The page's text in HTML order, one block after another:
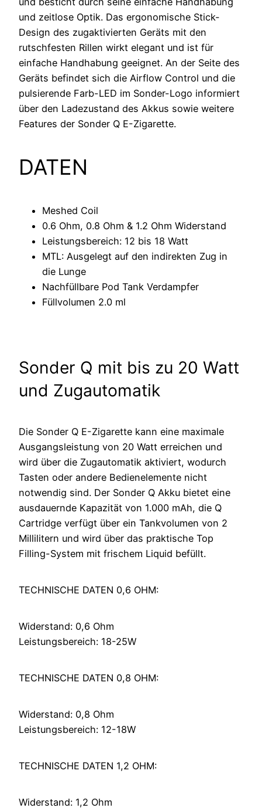
und zeitlose Optik. Das ergonomische Stick-
Design des zugaktivierten Geräts mit den
rutschfesten Rillen wirkt elegant und ist für
einfache Handhabung geeignet. An der Seite des
Geräts befindet sich die Airflow Control und die
pulsierende Farb-LED im Sonder-Logo informiert
über den Ladezustand des Akkus sowie weitere
Features der Sonder Q E-Zigarette.
DATEN
Meshed Coil
0.6 Ohm, 0.8 Ohm & 1.2 Ohm Widerstand
Leistungsbereich: 12 bis 18 Watt
MTL: Ausgelegt auf den indirekten Zug in
die Lunge
Nachfüllbare Pod Tank Verdampfer
Füllvolumen 2.0 ml
Sonder Q mit bis zu 20 Watt
und Zugautomatik
Die Sonder Q E-Zigarette kann eine maximale
Ausgangsleistung von 20 Watt erreichen und
wird über die Zugautomatik aktiviert, wodurch
Tasten oder andere Bedienelemente nicht
notwendig sind. Der Sonder Q Akku bietet eine
ausdauernde Kapazität von 1.000 mAh, die Q
Cartridge verfügt über ein Tankvolumen von 2
Millilitern und wird über das praktische Top
Filling-System mit frischem Liquid befüllt.
TECHNISCHE DATEN 0,6 OHM:
Widerstand: 0,6 Ohm
Leistungsbereich: 18-25W
TECHNISCHE DATEN 0,8 OHM:
Widerstand: 0,8 Ohm
Leistungsbereich: 12-18W
TECHNISCHE DATEN 1,2 OHM:
Widerstand: 1,2 Ohm